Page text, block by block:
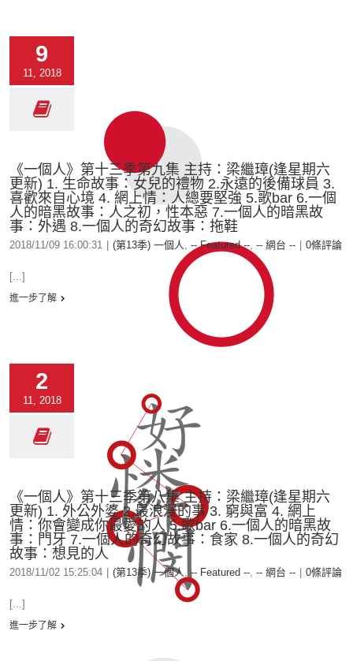
9
11, 2018
《一個人》第十三季第九集 主持：梁繼璋(逢星期六
更新) 1. 生命故事：女兒的禮物 2.永遠的後備球員 3.
喜歡來自心境 4. 網上情：人總要堅強 5.歌bar 6.一個
人的暗黑故事：人之初，性本惡 7.一個人的暗黑故
事：外遇 8.一個人的奇幻故事：拖鞋
2018/11/09 16:00:31 (第13季) 一個人, -- Featured --, -- 網台 -- 0條評論
[...]
進一步了解
2
11, 2018
《一個人》第十三季第八集 主持：梁繼璋(逢星期六
更新) 1. 外公外婆 2.最浪漫的事 3. 窮與富 4. 網上
情：你會變成你最愛的人 5.歌bar 6.一個人的暗黑故
事：門牙 7.一個人的奇幻故事：食家 8.一個人的奇幻
故事：想見的人
2018/11/02 15:25:04 (第13季) 一個人, -- Featured --, -- 網台 -- 0條評論
[...]
進一步了解